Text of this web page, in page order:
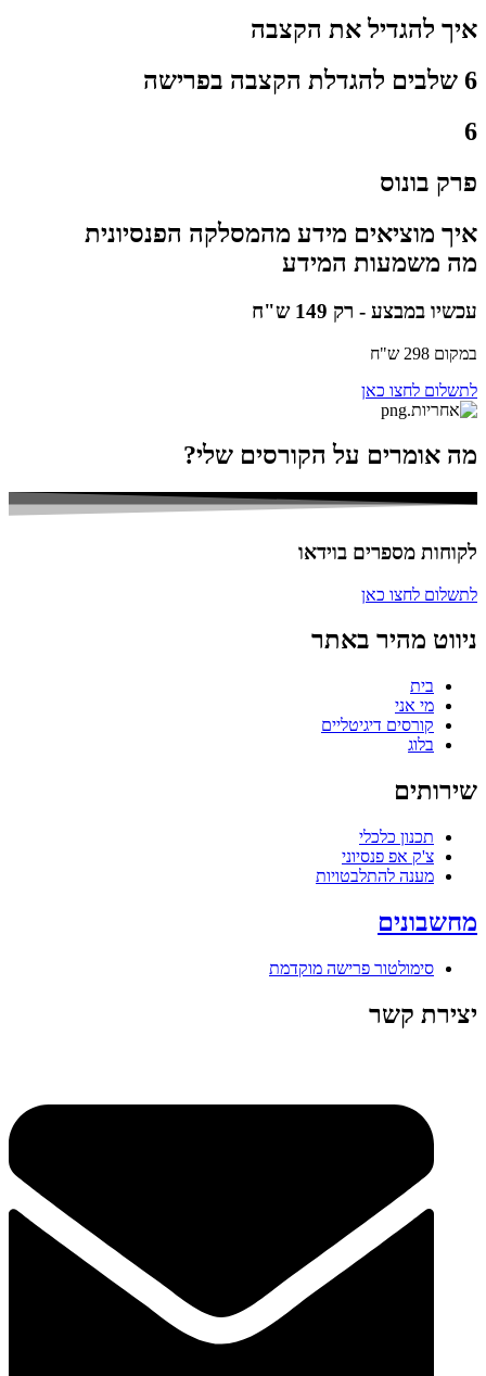
איך להגדיל את הקצבה​
6 שלבים להגדלת הקצבה בפרישה​
6
פרק בונוס
איך מוציאים מידע מהמסלקה הפנסיונית
מה משמעות המידע
עכשיו במבצע - רק 149 ש"ח
במקום 298 ש"ח
לתשלום לחצו כאן
מה אומרים על הקורסים שלי?
לקוחות מספרים בוידאו
לתשלום לחצו כאן
ניווט מהיר באתר
בית
מי אני
קורסים דיגיטליים
בלוג
שירותים
תכנון כלכלי
צ'ק אפ פנסיוני
מענה להתלבטויות
מחשבונים
סימולטור פרישה מוקדמת
יצירת קשר